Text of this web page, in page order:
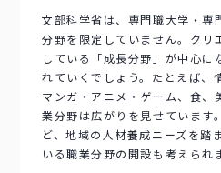
文部科学省は、専門職大学・専
分野を限定していません。クリ
している「成長分野」が中心に
れていくでしょう。たとえば、
マンガ・アニメ・ゲーム、食、
業分野は広がりを見せています
ど、地域の人材養成ニーズを踏
いる職業分野の開設も考えられ